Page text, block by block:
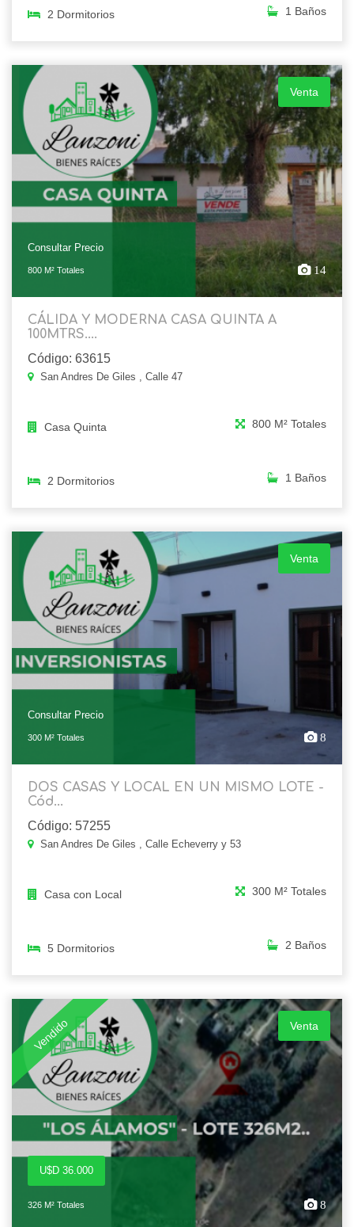
2 Dormitorios 1 Baños
Venta
Consultar Precio
800 M² Totales 14
CÁLIDA Y MODERNA CASA QUINTA A
100MTRS....
Código: 63615
San Andres De Giles , Calle 47
Casa Quinta 800 M² Totales
2 Dormitorios 1 Baños
Venta
Consultar Precio
300 M² Totales 8
DOS CASAS Y LOCAL EN UN MISMO LOTE -
Cód...
Código: 57255
San Andres De Giles , Calle Echeverry y 53
Casa con Local 300 M² Totales
5 Dormitorios 2 Baños
Vendido Venta
U$D 36.000
326 M² Totales 8